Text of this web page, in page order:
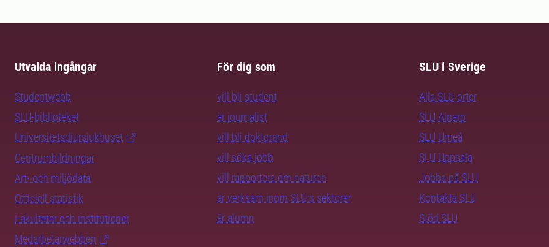
Utvalda ingångar
Studentwebb
SLU-biblioteket
Universitetsdjursjukhuset
Centrumbildningar
Art- och miljödata
Officiell statistik
Fakulteter och institutioner
Medarbetarwebben
För dig som
vill bli student
är journalist
vill bli doktorand
vill söka jobb
vill rapportera om naturen
är verksam inom SLU:s sektorer
är alumn
SLU i Sverige
Alla SLU-orter
SLU Alnarp
SLU Umeå
SLU Uppsala
Jobba på SLU
Kontakta SLU
Stöd SLU